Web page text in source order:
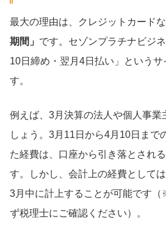
最大の理由は、クレジットカード
期間」 です。セゾンプラチナビジ
10日締め・翌月4日払い」というサ
す。
例えば、3月決算の法人や個人事業
しょう。3月11日から4月10日まで
た経費は、口座から引き落とされ
す。しかし、会計上の経費として
3月中に計上することが可能です
ず税理士にご確認ください）。